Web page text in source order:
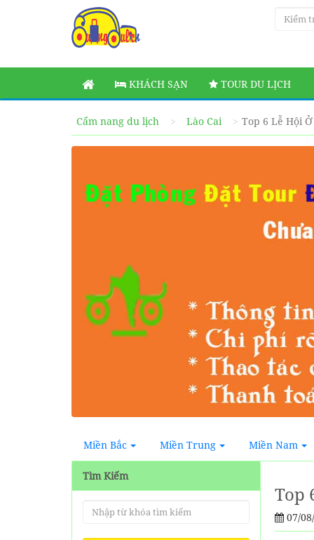
KHÁCH SẠN TOUR DU LỊCH
Cẩm nang du lịch Lào Cai Top 6 Lễ Hội
Miền Bắc Miền Trung Miền Nam
Tìm Kiếm
Top
07/